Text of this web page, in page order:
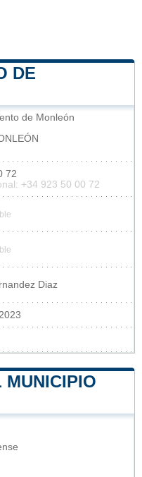
DE
de Monleón
72
+34 923 50 00 72
Diaz
MUNICIPIO